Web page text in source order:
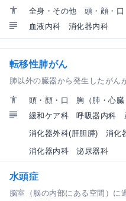
全身・その他 頭・顔・口
血液内科
消化器内科
転移性肺がん
肺以外の臓器から発生したがん
頭・顔・口 胸（肺・心臓
緩和ケア科
呼吸器内科
消化器外科(肝胆膵)
消化
消化器内科
泌尿器科
水頭症
脳室（脳の内部にある空間）に